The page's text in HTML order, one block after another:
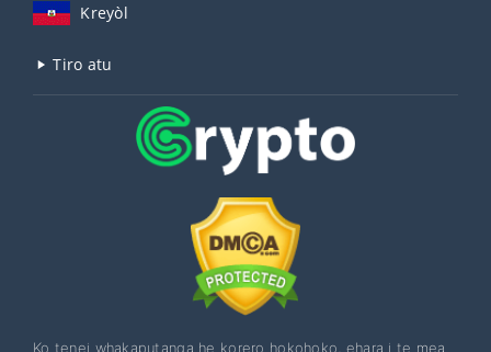
Kreyòl
Tiro atu
Ko tenei whakaputanga he korero hokohoko, ehara i te mea